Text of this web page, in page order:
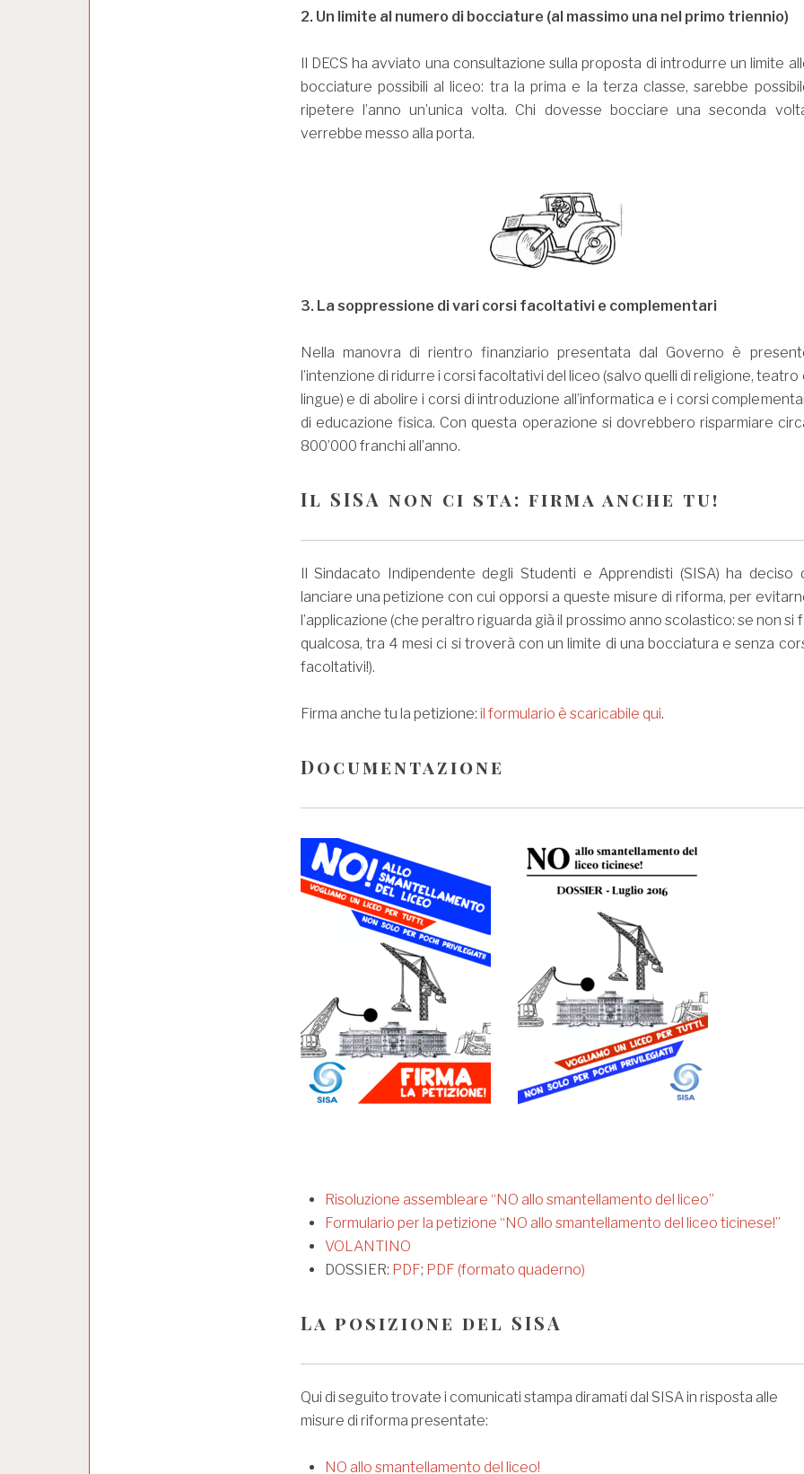
2. Un limite al numero di bocciature (al massimo una nel primo triennio)
Il DECS ha avviato una consultazione sulla proposta di introdurre un limite
bocciature possibili al liceo: tra la prima e la terza classe, sarebbe
ripetere l’anno un’unica volta. Chi dovesse bocciare una seconda
verrebbe messo alla porta.
3. La soppressione di vari corsi facoltativi e complementari
Nella manovra di rientro finanziario presentata dal Governo è
l’intenzione di ridurre i corsi facoltativi del liceo (salvo quelli di religione, teatro
lingue) e di abolire i corsi di introduzione all’informatica e i corsi
di educazione fisica. Con questa operazione si dovrebbero risparmiare
800’000 franchi all’anno.
Il SISA non ci sta: firma anche tu!
Il Sindacato Indipendente degli Studenti e Apprendisti (SISA) ha deciso
lanciare una petizione con cui opporsi a queste misure di riforma, per
l’applicazione (che peraltro riguarda già il prossimo anno scolastico: se non si
qualcosa, tra 4 mesi ci si troverà con un limite di una bocciatura e senza
facoltativi!).
Firma anche tu la petizione: il formulario è scaricabile qui.
Documentazione
Risoluzione assembleare “NO allo smantellamento del liceo”
Formulario per la petizione “NO allo smantellamento del liceo ticinese!”
VOLANTINO
DOSSIER: PDF; PDF (formato quaderno)
La posizione del SISA
Qui di seguito trovate i comunicati stampa diramati dal SISA in risposta alle
misure di riforma presentate:
NO allo smantellamento del liceo!